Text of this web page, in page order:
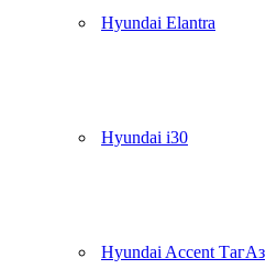
Hyundai Elantra
Hyundai i30
Hyundai Accent ТагАз